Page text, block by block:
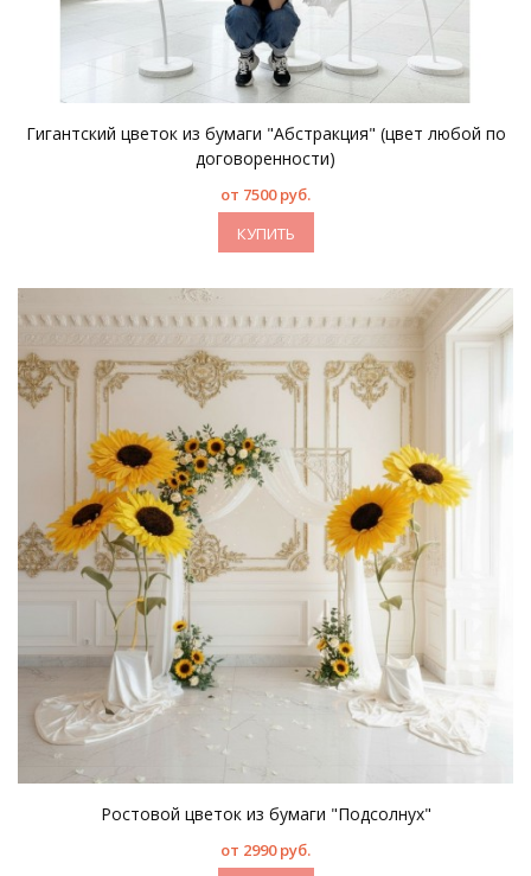
Гигантский цветок из бумаги "Абстракция" (цвет любой по
договоренности)
от 7500 руб.
КУПИТЬ
Ростовой цветок из бумаги "Подсолнух"
от 2990 руб.